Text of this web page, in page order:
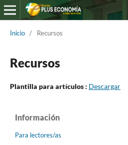
Inicio / Recursos
Recursos
Plantilla para artículos : Descargar
Información
Para lectores/as